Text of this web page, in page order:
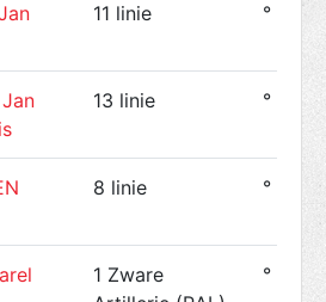
11 linie °
13 linie °
8 linie °
1 Zware
°